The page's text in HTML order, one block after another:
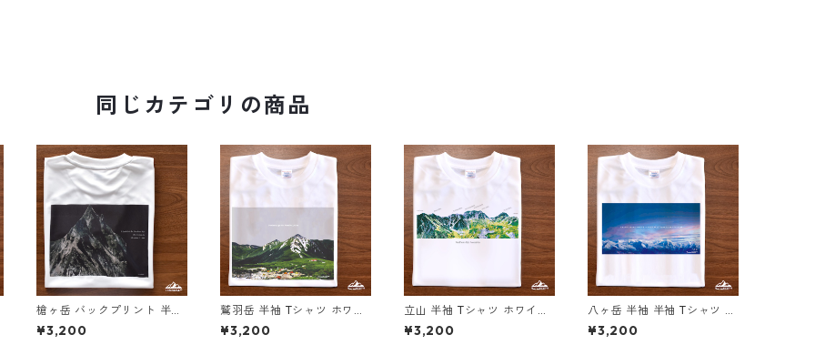
同じカテゴリの商品
槍ヶ岳 バックプリント 半袖
Tシャツ ホワイト ブラック
ドライ 吸水速乾 山 登山 迷
¥3,200
鷲羽岳 半袖 Tシャツ ホワイ
ト ドライ 吸水速乾 山 登山
アウトドア 山Tシャツ 山の
¥3,200
立山 半袖 Tシャツ ホワイト
ドライ 吸水速乾 山 登山 ア
ウトドア 山Tシャツ 山のイ
¥3,200
八ヶ岳 半袖 半袖 Tシャツ ド
ライ 吸水速乾 山 登山 アウ
トドア 山Tシャツ 山のイラ
¥3,200